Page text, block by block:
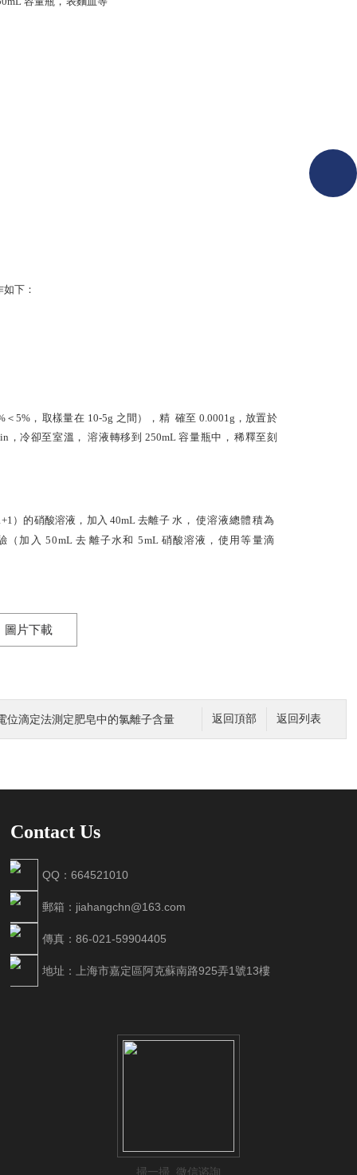
下：
＜ 5%， 取樣量在 10-5g 之間 ） ， 精 確至 0.0001g ，放置於
，冷卻至室溫， 溶液轉移到 250mL 容量瓶中， 稀釋至刻
）的硝酸溶液，加入 40mL 去離子 水， 使溶液總體積為
（加入 50mL 去 離子水和 5mL 硝酸溶液， 使用等量滴
圖片下載
返回列表
返回頂部
位滴定法測定肥皂中的氯離子含量
Contact Us
QQ：664521010
郵箱：jiahangchn@163.com
傳真：86-021-59904405
地址：上海市嘉定區阿克蘇南路925弄1號13樓
掃一掃 微信谘詢